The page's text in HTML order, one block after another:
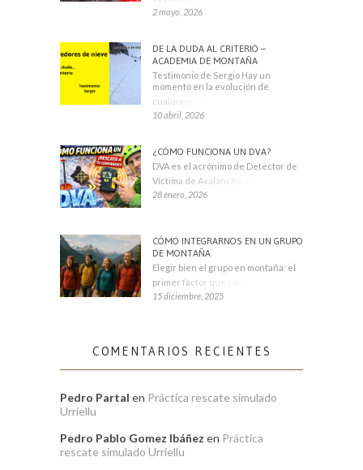
2 mayo, 2026
DE LA DUDA AL CRITERIO –
ACADEMIA DE MONTAÑA
Testimonio de Sergio Hay un
momento en la evolución de
cualquier montañero
10 abril, 2026
¿CÓMO FUNCIONA UN DVA?
DVA es el acrónimo de Detector de
Víctima de Avalancha. También se
28 enero, 2026
CÓMO INTEGRARNOS EN UN GRUPO
DE MONTAÑA
Elegir bien el grupo en montaña: el
primer factor que condiciona tu
15 diciembre, 2025
COMENTARIOS RECIENTES
Pedro Partal en Práctica rescate simulado
Urriellu
Pedro Pablo Gomez Ibáñez en Práctica
rescate simulado Urriellu